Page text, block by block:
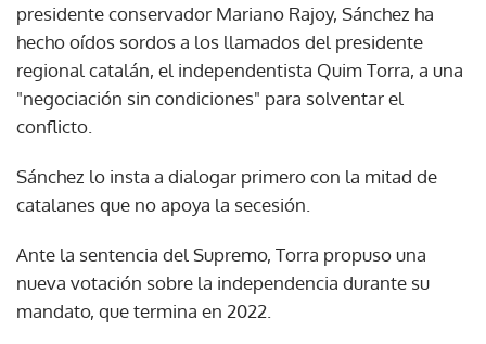
presidente conservador Mariano Rajoy, Sánchez ha
hecho oídos sordos a los llamados del presidente
regional catalán, el independentista Quim Torra, a una
"negociación sin condiciones" para solventar el
conflicto.
Sánchez lo insta a dialogar primero con la mitad de
catalanes que no apoya la secesión.
Ante la sentencia del Supremo, Torra propuso una
nueva votación sobre la independencia durante su
mandato, que termina en 2022.